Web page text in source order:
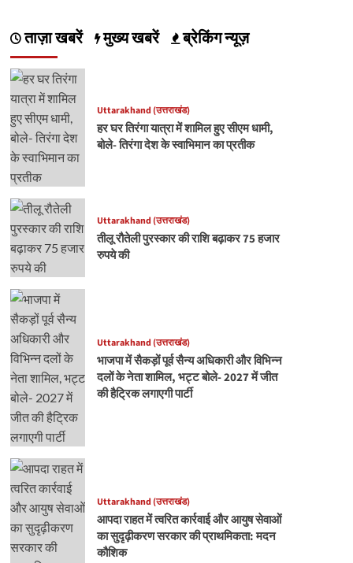
ताज़ा खबरें मुख्य खबरें ब्रेकिंग न्यूज़
Uttarakhand (उत्तराखंड)
हर घर तिरंगा यात्रा में शामिल हुए सीएम धामी,
बोले- तिरंगा देश के स्वाभिमान का प्रतीक
Uttarakhand (उत्तराखंड)
तीलू रौतेली पुरस्कार की राशि बढ़ाकर 75 हजार
रुपये की
Uttarakhand (उत्तराखंड)
भाजपा में सैकड़ों पूर्व सैन्य अधिकारी और विभिन्न
दलों के नेता शामिल, भट्ट बोले- 2027 में जीत
की हैट्रिक लगाएगी पार्टी
Uttarakhand (उत्तराखंड)
आपदा राहत में त्वरित कार्रवाई और आयुष सेवाओं
का सुदृढ़ीकरण सरकार की प्राथमिकता: मदन
कौशिक